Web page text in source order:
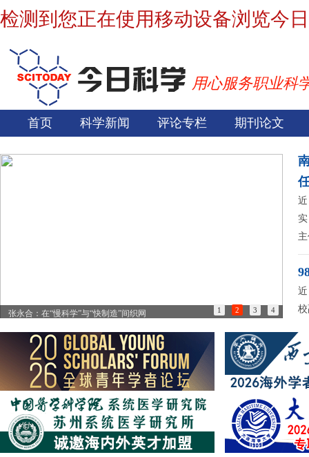
检测到您正在使用移动设备浏览今
用心服务职业科
首页 科学新闻 评论专栏 期刊论文
85岁诺奖得主：做学问简直是世界上最有趣的事情
1 2 3 4